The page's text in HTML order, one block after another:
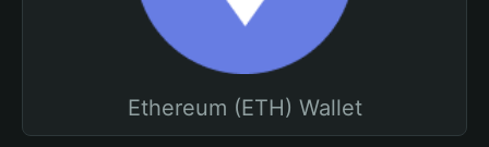
Ethereum (ETH) Wallet